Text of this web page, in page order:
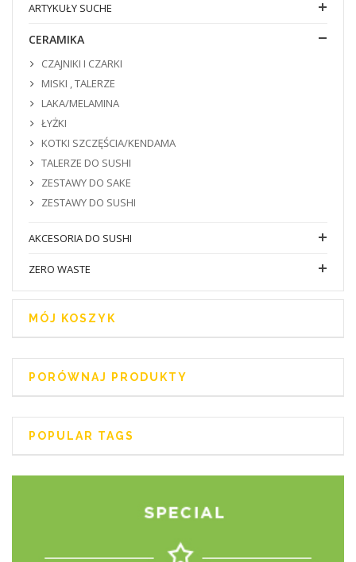
ARTYKUŁY SUCHE
CERAMIKA
CZAJNIKI I CZARKI
MISKI , TALERZE
LAKA/MELAMINA
ŁYŻKI
KOTKI SZCZĘŚCIA/KENDAMA
TALERZE DO SUSHI
ZESTAWY DO SAKE
ZESTAWY DO SUSHI
AKCESORIA DO SUSHI
ZERO WASTE
MÓJ KOSZYK
PORÓWNAJ PRODUKTY
POPULAR TAGS